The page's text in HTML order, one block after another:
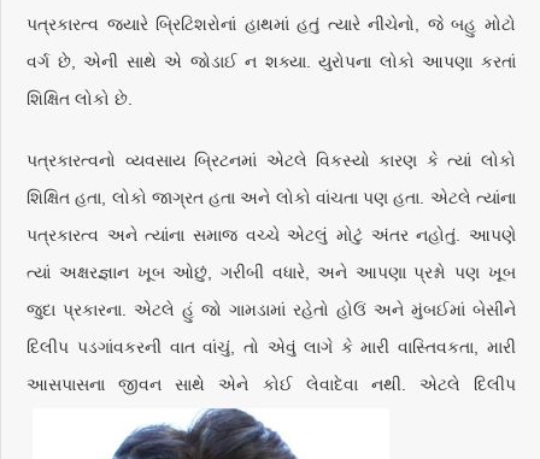
પત્રકારત્વ જ્યારે બ્રિટિશરોનાં હાથમાં હતું ત્યારે નીચેનો, જે બહુ મોટો
વર્ગ છે, એની સાથે એ જોડાઈ ન શક્યા. યુરોપના લોકો આપણા કરતાં
શિક્ષિત લોકો છે.
પત્રકારત્વનો વ્યવસાય બ્રિટનમાં એટલે વિકસ્યો કારણ કે ત્યાં લોકો
શિક્ષિત હતા, લોકો જાગ્રત હતા અને લોકો વાંચતા પણ હતા. એટલે ત્યાંના
પત્રકારત્વ અને ત્યાંના સમાજ વચ્ચે એટલું મોટું અંતર નહોતું. આપણે
ત્યાં અક્ષરજ્ઞાન ખૂબ ઓછું, ગરીબી વધારે, અને આપણા પ્રશ્નો પણ ખૂબ
જુદા પ્રકારના. એટલે હું જો ગામડામાં રહેતો હોઉં અને મુંબઈમાં બેસીને
દિલીપ પડગાંવકરની વાત વાંચું, તો એવું લાગે કે મારી વાસ્તિવકતા, મારી
આસપાસના જીવન સાથે એને કોઈ લેવાદેવા નથી. એટલે દિલીપ